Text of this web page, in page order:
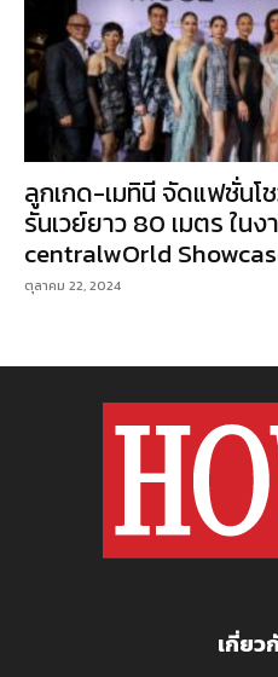
ลูกเกด-เมทินี จัดแฟชั่น
รันเวย์ยาว 80 เมตร ใน
centralwOrld
ตุลาคม 22, 2024
เกี่ยว